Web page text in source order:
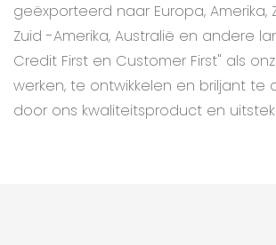
geëxporteerd naar Europa, Amerika,
Zuid -Amerika, Australië en andere
Credit First en Customer First" als
werken, te ontwikkelen en briljant
door ons kwaliteitsproduct en